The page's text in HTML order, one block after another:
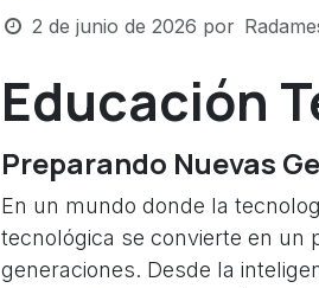
2 de junio de 2026 por
Educación
Preparando Nuevas
En un mundo donde la
tecnológica se convierte en un
generaciones. Desde la